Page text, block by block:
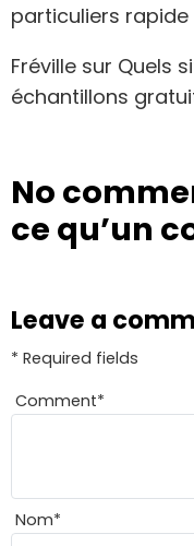
particuliers rapide
Fréville sur Quels
échantillons
No
ce qu’un
Leave a
* Required fields
Comment*
Nom*